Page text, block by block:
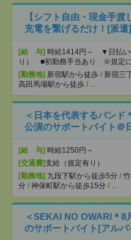
【シフト自由・現金手
充電を繋げるだけ！[派遣]
[給 与] 時給1414円～ ▼日払い
り） ■初勤務手当あり ※規定
[勤務地] 新宿駅から徒歩 / 新宿三
高田馬場駅から徒歩 /
＜日本を代表するバンド
公演のサポートバイト＠
[給 与] 時給1250円～
[交通費]支給（規定有り）
[勤務地] 九段下駅から徒歩5分 /
分 / 神保町駅から徒歩15分 /
＜SEKAI NO OWARI＊8
のサポートバイト[アルバ